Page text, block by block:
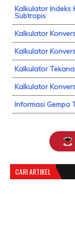
Kalkulator Indeks
Subtropis
Kalkulator
Kalkulator
Kalkulator
Kalkulator
Informasi Gempa
CARI ARTIKEL